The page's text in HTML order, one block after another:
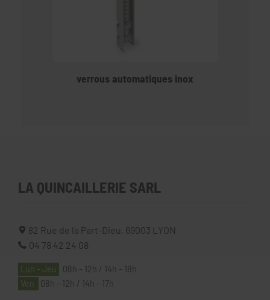
verrous automatiques inox
LA QUINCAILLERIE SARL
82 Rue de la Part-Dieu, 69003
LYON
04 78 42 24 08
Lun - Jeu
08h - 12h / 14h - 18h
Ven
08h - 12h / 14h - 17h